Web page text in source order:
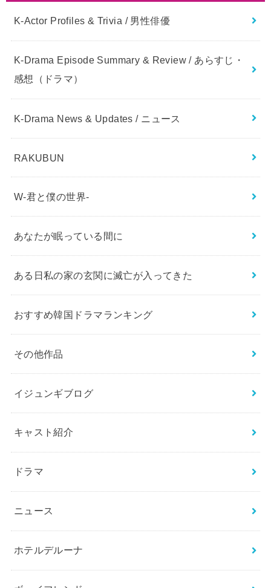
K-Actor Profiles & Trivia / 男性俳優
K-Drama Episode Summary & Review / あらすじ・
感想（ドラマ）
K-Drama News & Updates / ニュース
RAKUBUN
W-君と僕の世界-
あなたが眠っている間に
ある日私の家の玄関に滅亡が入ってきた
おすすめ韓国ドラマランキング
その他作品
イジュンギブログ
キャスト紹介
ドラマ
ニュース
ホテルデルーナ